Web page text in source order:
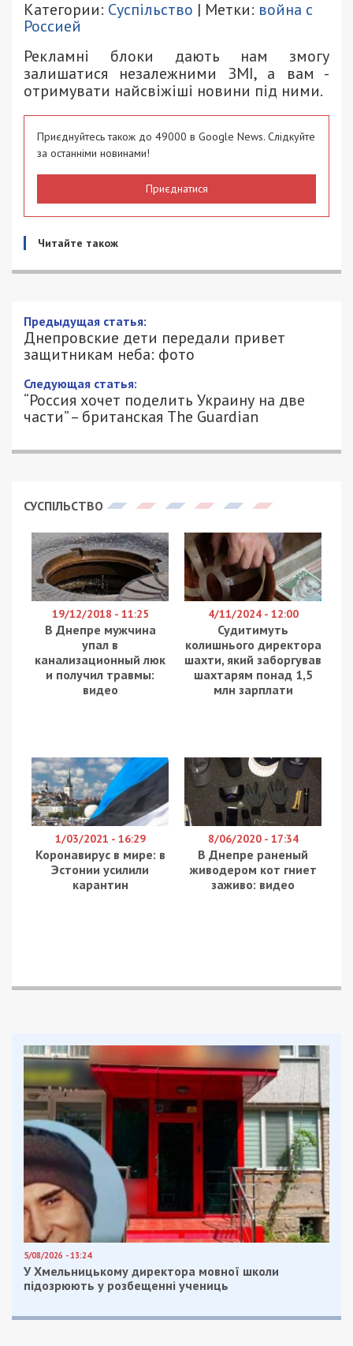
Категории: Суспільство | Метки: война с
Россией
Рекламні блоки дають нам змогу
залишатися незалежними ЗМІ, а вам -
отримувати найсвіжіші новини під ними.
Приєднуйтесь також до 49000 в Google News. Слідкуйте
за останніми новинами!
Приєднатися
Читайте також
Днепровские дети передали привет
защитникам неба: фото
29/03/2022 - 1:00
ПЕТРО ЩУКІН - СПЕЦИАЛЬНО ДЛЯ
49000.COM.UA
1308
Дети из Днепра решили поддержать наших
этомсообщает
пресс-служба Воздушного
Два брата, Иван (9 лет) и Илья (6 лет) из Днепра
передают поздравление защитникам неба!
Ребята нарисовали свое видение Победы. Наши
зенитчики не смогли не порадовать детей. В
Харьковской области они традиционно делали
“горячий прием” рашистам. Утром враг под огнем
ПВО потеряли беспилотник, а в половине
третьего после обеда – зенитный ракетный
расчет Воздушных Сил уничтожил очередной
днепрянка Анна Лазарь.